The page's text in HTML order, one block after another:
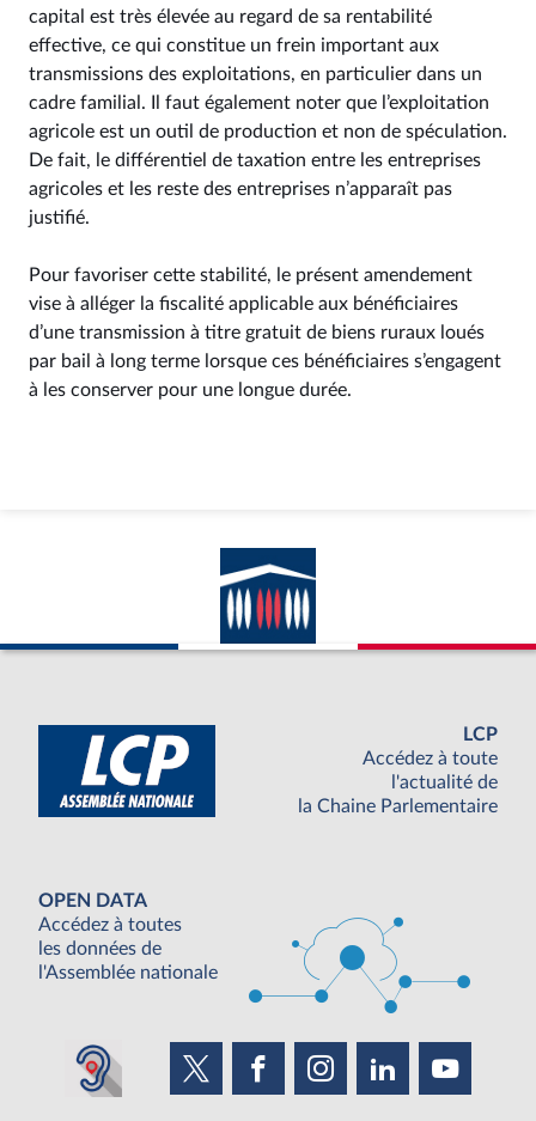
capital est très élevée au regard de sa rentabilité
effective, ce qui constitue un frein important aux
transmissions des exploitations, en particulier dans un
cadre familial. Il faut également noter que l’exploitation
agricole est un outil de production et non de spéculation.
De fait, le différentiel de taxation entre les entreprises
agricoles et les reste des entreprises n’apparaît pas
justifié.
Pour favoriser cette stabilité, le présent amendement
vise à alléger la fiscalité applicable aux bénéficiaires
d’une transmission à titre gratuit de biens ruraux loués
par bail à long terme lorsque ces bénéficiaires s’engagent
à les conserver pour une longue durée.
LCP
Accédez à toute
l'actualité de
la Chaine Parlementaire
OPEN DATA
Accédez à toutes
les données de
l'Assemblée nationale